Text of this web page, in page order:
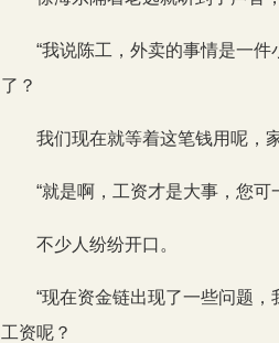
“我说陈工，外卖的事情是一
了？
我们现在就等着这笔钱用呢，
“就是啊，工资才是大事，您
不少人纷纷开口。
“现在资金链出现了一些问题
工资呢？